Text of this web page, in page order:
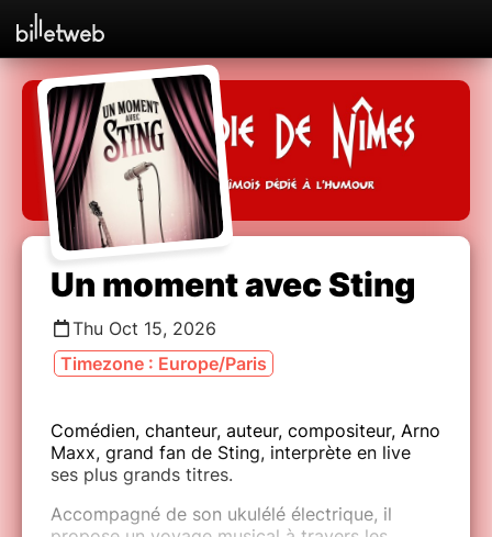
Un moment avec Sting
Thu Oct 15, 2026
Timezone : Europe/Paris
Comédien, chanteur, auteur, compositeur, Arno
Maxx, grand fan de Sting, interprète en live
ses plus grands titres.
Accompagné de son ukulélé électrique, il